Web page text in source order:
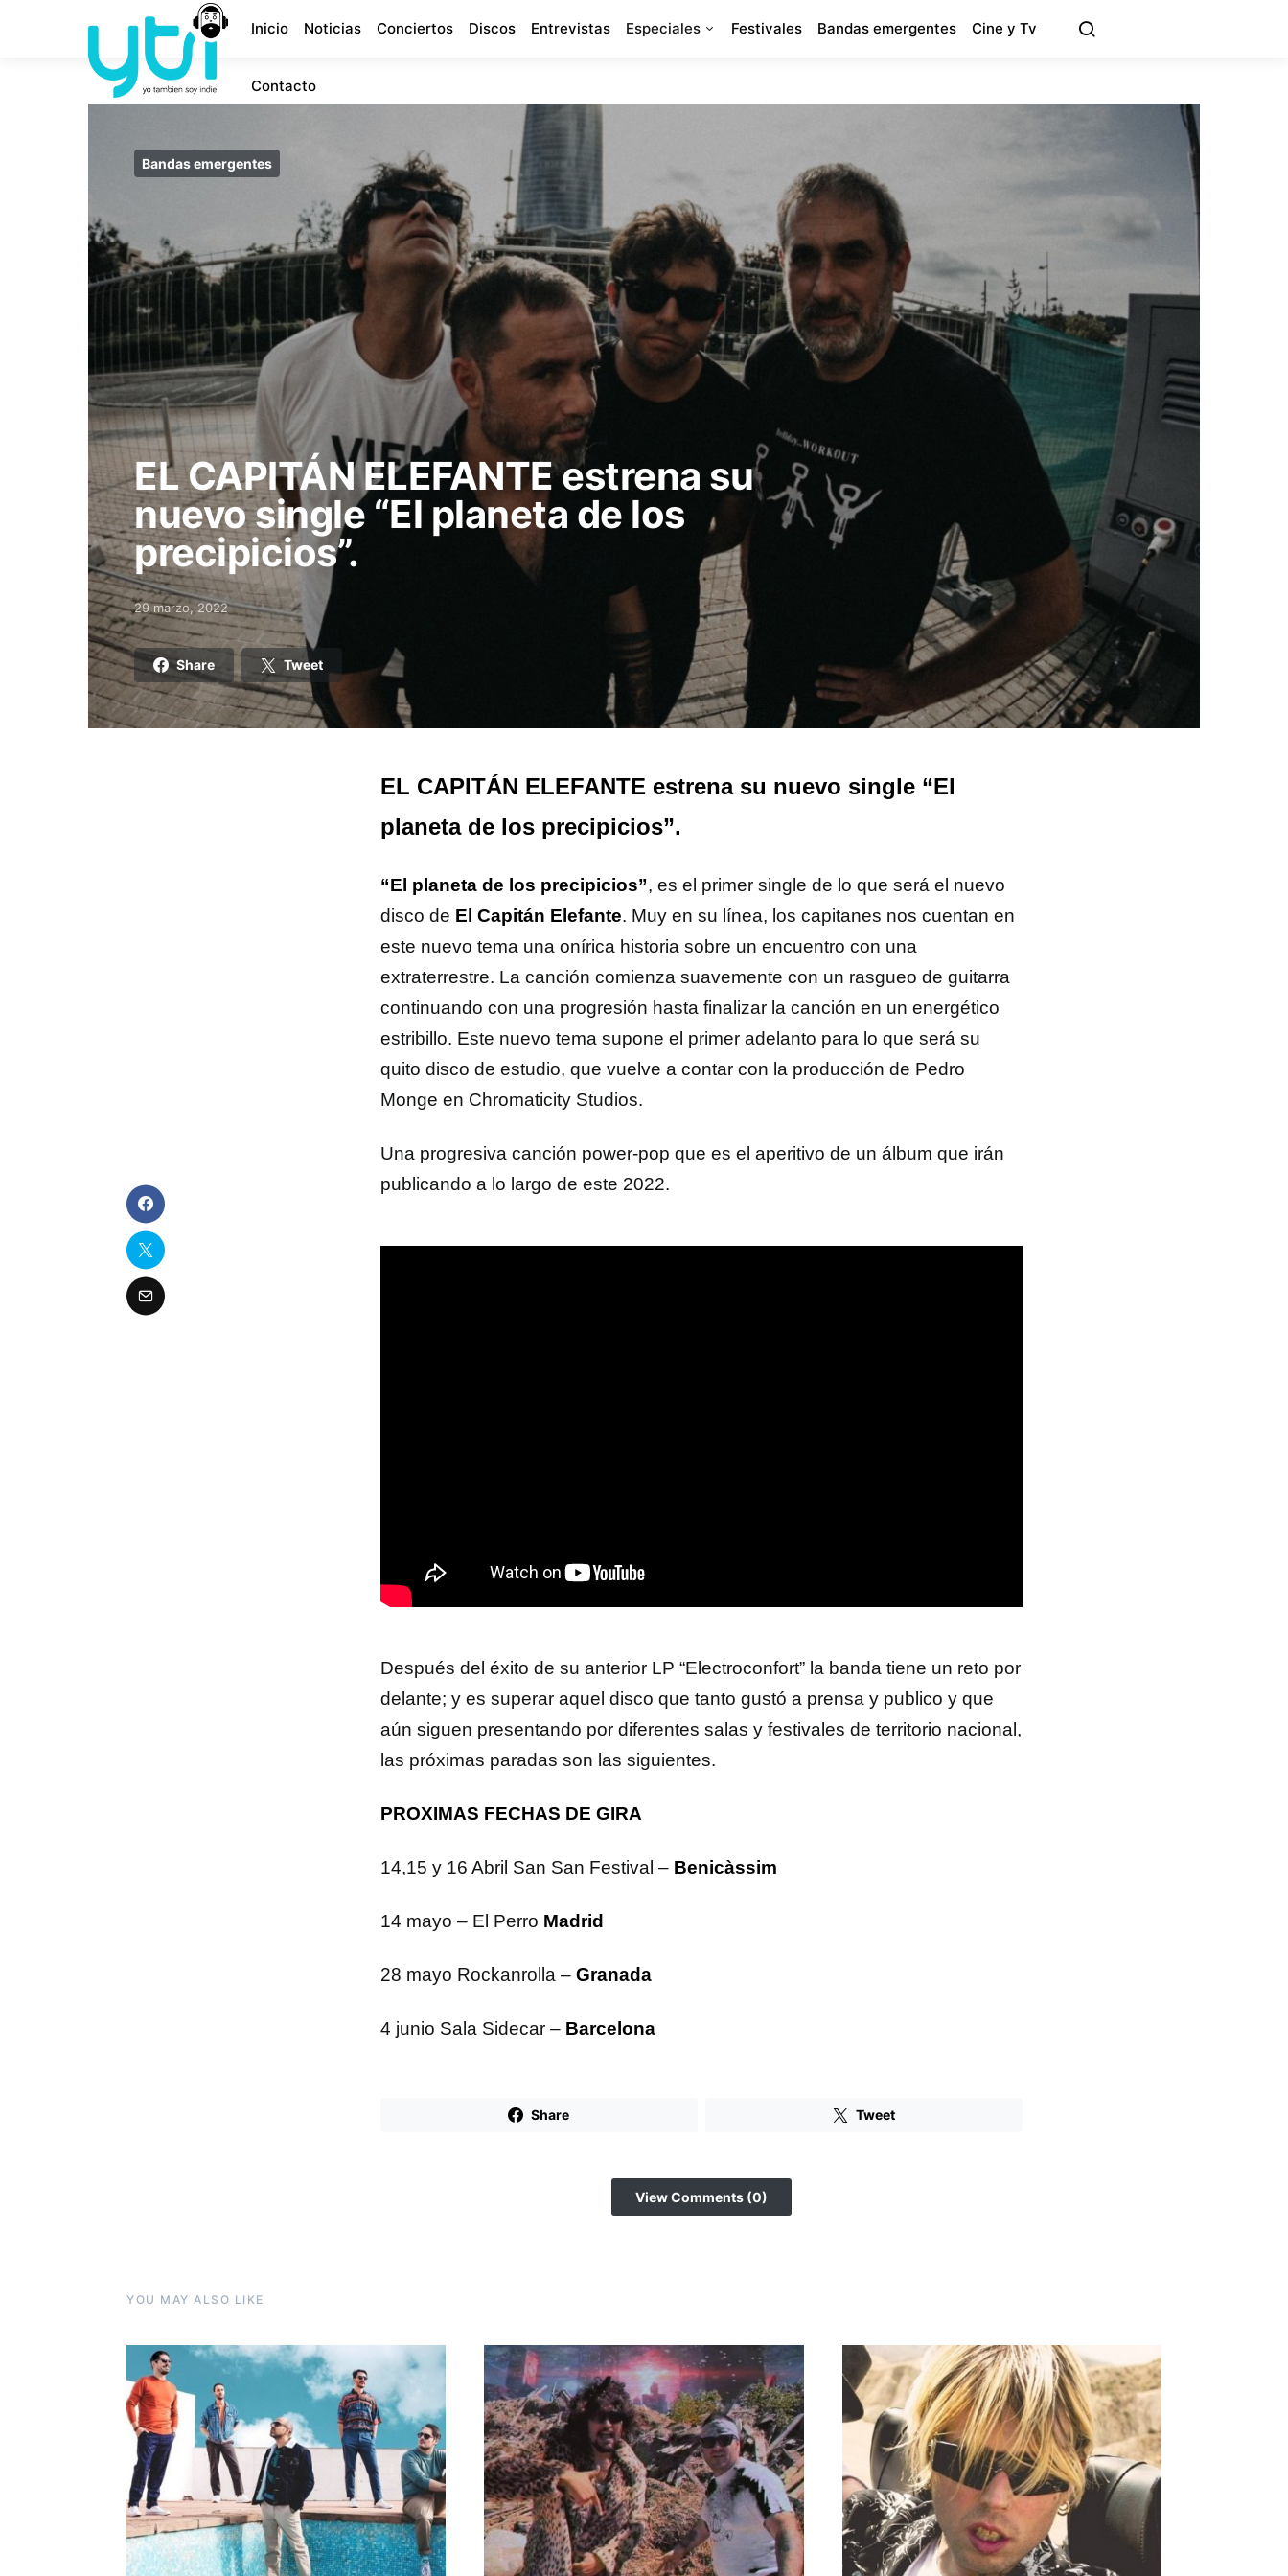
Inicio Noticias Conciertos Discos Entrevistas Especiales Festivales Bandas emergentes Cine y Tv
Contacto
Bandas emergentes
EL CAPITÁN ELEFANTE estrena su
nuevo single “El planeta de los
precipicios”.
Posted on
29 marzo, 2022
Share Tweet
EL CAPITÁN ELEFANTE estrena su nuevo single “El
planeta de los precipicios”.
“El planeta de los precipicios”, es el primer single de lo que será el nuevo
disco de El Capitán Elefante. Muy en su línea, los capitanes nos cuentan en
este nuevo tema una onírica historia sobre un encuentro con una
extraterrestre. La canción comienza suavemente con un rasgueo de guitarra
continuando con una progresión hasta finalizar la canción en un energético
estribillo. Este nuevo tema supone el primer adelanto para lo que será su
quito disco de estudio, que vuelve a contar con la producción de Pedro
Monge en Chromaticity Studios.
Una progresiva canción power-pop que es el aperitivo de un álbum que irán
publicando a lo largo de este 2022.
Después del éxito de su anterior LP “Electroconfort” la banda tiene un reto por
delante; y es superar aquel disco que tanto gustó a prensa y publico y que
aún siguen presentando por diferentes salas y festivales de territorio nacional,
las próximas paradas son las siguientes.
PROXIMAS FECHAS DE GIRA
14,15 y 16 Abril San San Festival – Benicàssim
14 mayo – El Perro Madrid
28 mayo Rockanrolla – Granada
4 junio Sala Sidecar – Barcelona
Share Tweet
View Comments (0)
YOU MAY ALSO LIKE